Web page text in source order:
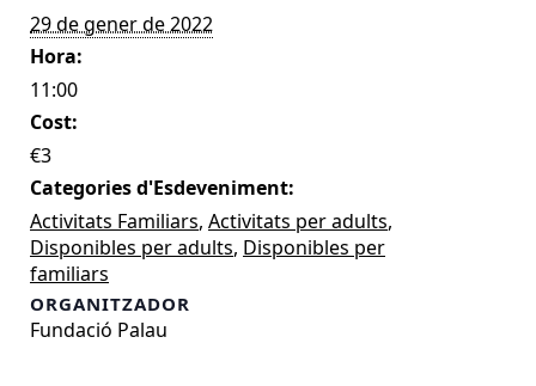
29 de gener de 2022
Hora:
11:00
Cost:
€3
Categories d'Esdeveniment:
Activitats Familiars, Activitats per adults,
Disponibles per adults, Disponibles per
familiars
ORGANITZADOR
Fundació Palau